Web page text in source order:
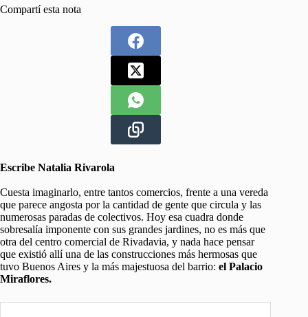
Compartí esta nota
Escribe Natalia Rivarola
Cuesta imaginarlo, entre tantos comercios, frente a una vereda
que parece angosta por la cantidad de gente que circula y las
numerosas paradas de colectivos. Hoy esa cuadra donde
sobresalía imponente con sus grandes jardines, no es más que
otra del centro comercial de Rivadavia, y nada hace pensar
que existió allí una de las construcciones más hermosas que
tuvo Buenos Aires y la más majestuosa del barrio: el Palacio
Miraflores.